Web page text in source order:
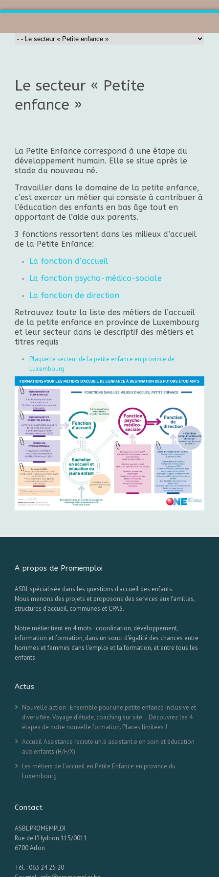
Le secteur « Petite
enfance »
La Petite Enfance correspond à une étape du
développement humain. Elle se situe après le
stade du nouveau né.
Travailler dans le domaine de la petite enfance,
c’est exercer un métier qui consiste à contribuer à
l’éducation des enfants en bas âge tout en
apportant de l’aide aux parents.
3 fonctions ressortent dans les milieux d’accueil
de la Petite Enfance:
La fonction d’accueil
La fonction psycho-médico-sociale
La fonction de direction
Retrouvez toute la liste des métiers de l’accueil
de la petite enfance en province de Luxembourg
et leur secteur dans le descriptif des métiers et
titres requis
Plaquette secteur de la petite enfance en province de
Luxembourg
A propos de Promemploi
ASBL spécialisée dans les questions d'accueil des enfants.
Nous menons des projets et proposons des services aux familles,
structures d'accueil, communes et CPAS.
Notre métier tient en 4 mots : coordination, développement,
information et formation, dans un souci d'égalité des chances entre
hommes et femmes dans l'emploi et la formation, et entre tous les
enfants.
Actus
Nouvelle action : Ensemble pour une petite enfance inclusive et
diversifiée. Voyage d’étude, coaching sur site… Découvrez les 4
étapes de notre nouvelle formation. Places limitées !
Accueil Assistance recrute un.e assistant.e en soin et éducation
aux enfants (H/F/X)
Les métiers de l’accueil en Petite Enfance en province du
Luxembourg
Contact
ASBL PROMEMPLOI
Rue de l'Hydrion 115/0011
6700 Arlon
Tél. : 063 24 25 20